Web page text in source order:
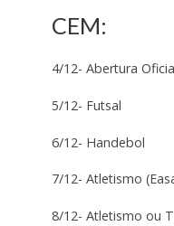
CEM:
4/12- Abertura
5/12- Futsal
6/12- Handebol
7/12- Atletismo
8/12- Atletismo ou